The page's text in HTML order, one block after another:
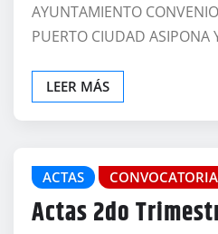
AYUNTAMIENTO
PUERTO CIUDAD ASIPONA
LEER MÁS
ACTAS
Actas 2do